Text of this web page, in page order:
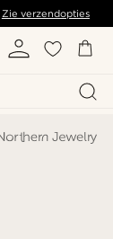
Zie verzendopties